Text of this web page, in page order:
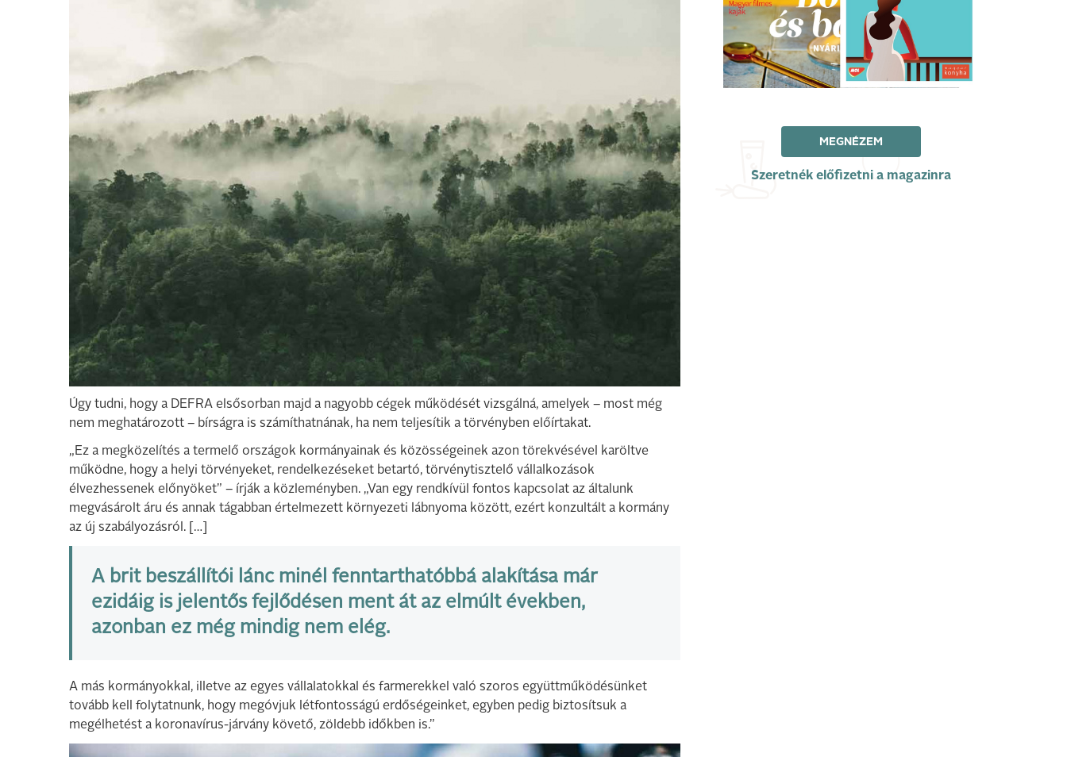
Úgy tudni, hogy a DEFRA elsősorban majd a nagyobb cégek működését vizsgálná, amelyek – most még
nem meghatározott – bírságra is számíthatnának, ha nem teljesítik a törvényben előírtakat.
„Ez a megközelítés a termelő országok kormányainak és közösségeinek azon törekvésével karöltve
működne, hogy a helyi törvényeket, rendelkezéseket betartó, törvénytisztelő vállalkozások
élvezhessenek előnyöket” – írják a közleményben. „Van egy rendkívül fontos kapcsolat az általunk
megvásárolt áru és annak tágabban értelmezett környezeti lábnyoma között, ezért konzultált a kormány
az új szabályozásról. […]
A brit beszállítói lánc minél fenntarthatóbbá alakítása már
ezidáig is jelentős fejlődésen ment át az elmúlt években,
azonban ez még mindig nem elég.
A más kormányokkal, illetve az egyes vállalatokkal és farmerekkel való szoros együttműködésünket
tovább kell folytatnunk, hogy megóvjuk létfontosságú erdőségeinket, egyben pedig biztosítsuk a
megélhetést a koronavírus-járvány követő, zöldebb időkben is.”
MEGNÉZEM
Szeretnék előfizetni a magazinra